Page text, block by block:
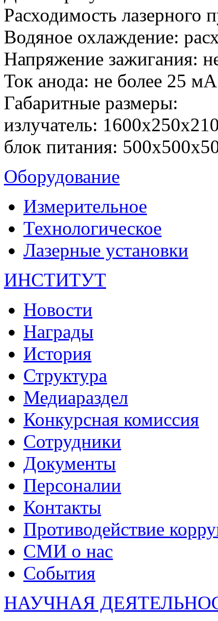
Расходимость лазерного
Водяное охлаждение:
Напряжение зажигания:
Ток анода: не более 25 мА
Габаритные размеры:
излучатель:
блок питания:
Оборудование
Измерительное
Технологическое
Лазерные установки
ИНСТИТУТ
Новости
Награды
История
Структура
Медиараздел
Конкурсная комиссия
Сотрудники
Документы
Персоналии
Контакты
Противодействие
СМИ о нас
События
НАУЧНАЯ